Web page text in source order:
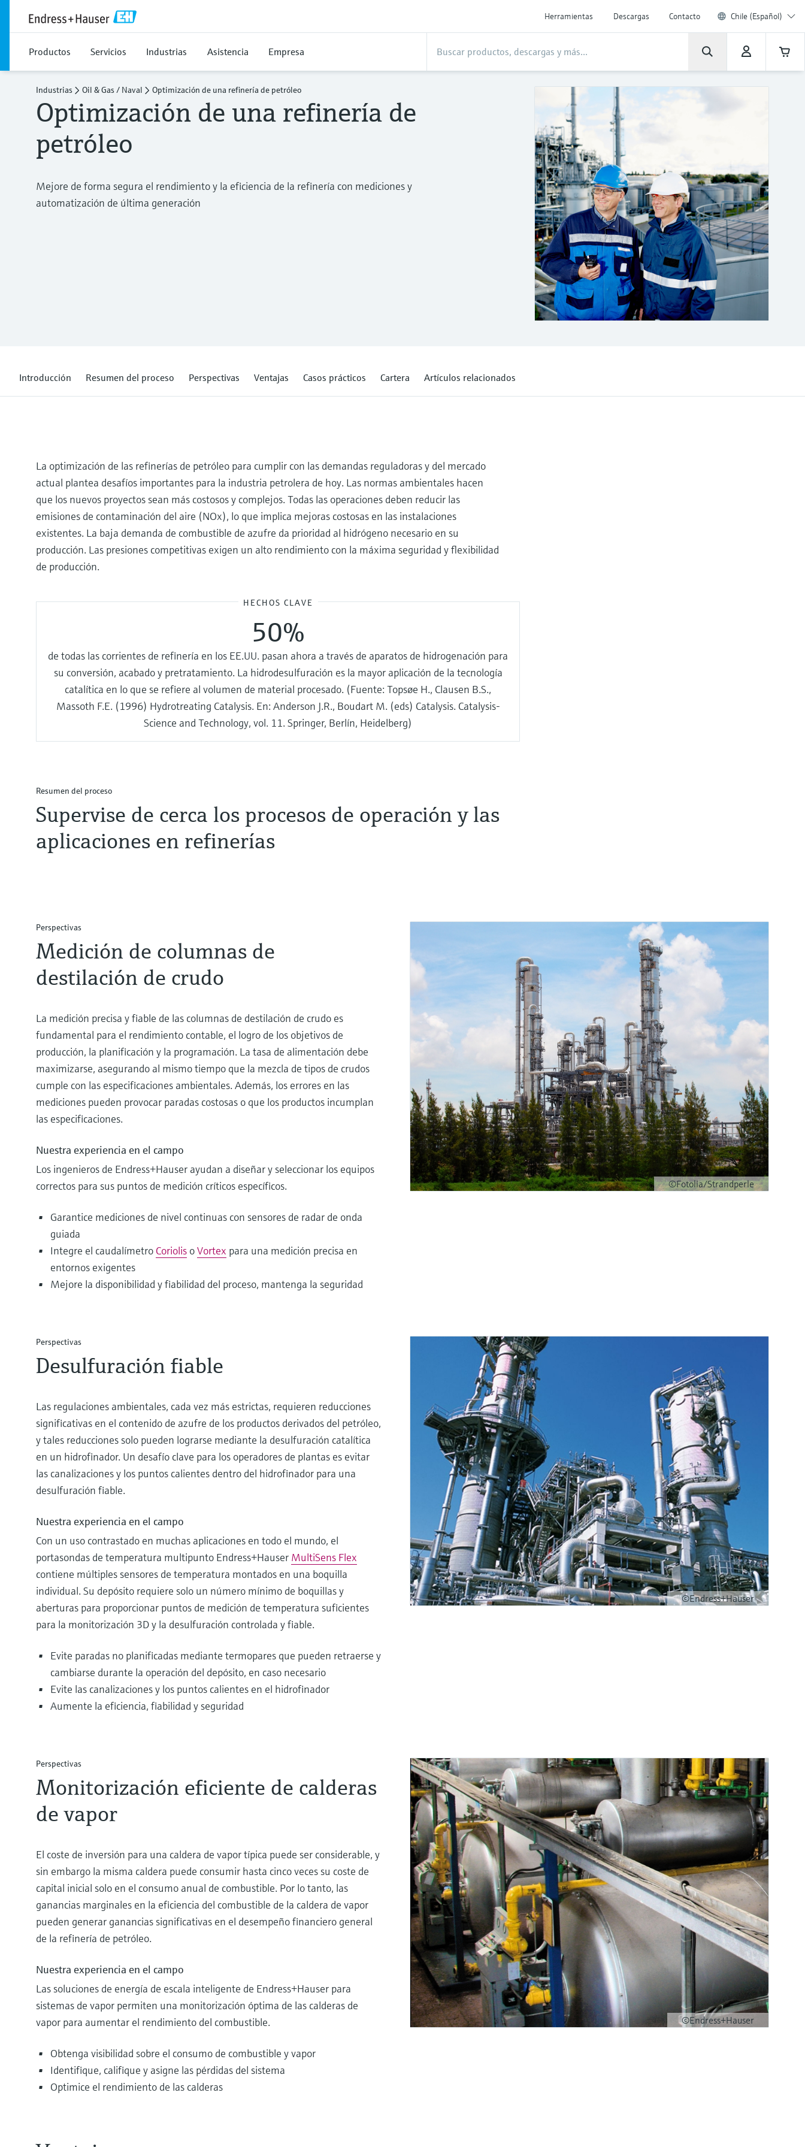
Herramientas Descargas Contacto Chile (Español)
Productos Servicios Industrias Asistencia Empresa
Industrias Oil & Gas / Naval Optimización de una refinería de petróleo
Optimización de una refinería de
petróleo
Mejore de forma segura el rendimiento y la eficiencia de la refinería con mediciones y
automatización de última generación
Introducción Resumen del proceso Perspectivas Ventajas Casos prácticos Cartera Artículos relacionados
La optimización de las refinerías de petróleo para cumplir con las demandas reguladoras y del mercado
actual plantea desafíos importantes para la industria petrolera de hoy. Las normas ambientales hacen
que los nuevos proyectos sean más costosos y complejos. Todas las operaciones deben reducir las
emisiones de contaminación del aire (NOx), lo que implica mejoras costosas en las instalaciones
existentes. La baja demanda de combustible de azufre da prioridad al hidrógeno necesario en su
producción. Las presiones competitivas exigen un alto rendimiento con la máxima seguridad y flexibilidad
de producción.
HECHOS CLAVE
50%
de todas las corrientes de refinería en los EE.UU. pasan ahora a través de aparatos de hidrogenación para
su conversión, acabado y pretratamiento. La hidrodesulfuración es la mayor aplicación de la tecnología
catalítica en lo que se refiere al volumen de material procesado. (Fuente: Topsøe H., Clausen B.S.,
Massoth F.E. (1996) Hydrotreating Catalysis. En: Anderson J.R., Boudart M. (eds) Catalysis. Catalysis-
Science and Technology, vol. 11. Springer, Berlín, Heidelberg)
Resumen del proceso
Supervise de cerca los procesos de operación y las
aplicaciones en refinerías
©Fotolia/Strandperle
Perspectivas
Medición de columnas de
destilación de crudo
La medición precisa y fiable de las columnas de destilación de crudo es
fundamental para el rendimiento contable, el logro de los objetivos de
producción, la planificación y la programación. La tasa de alimentación debe
maximizarse, asegurando al mismo tiempo que la mezcla de tipos de crudos
cumple con las especificaciones ambientales. Además, los errores en las
mediciones pueden provocar paradas costosas o que los productos incumplan
las especificaciones.
Nuestra experiencia en el campo
Los ingenieros de Endress+Hauser ayudan a diseñar y seleccionar los equipos
correctos para sus puntos de medición críticos específicos.
Garantice mediciones de nivel continuas con sensores de radar de onda
guiada
Integre el caudalímetro Coriolis oVortex para una medición precisa en
entornos exigentes
Mejore la disponibilidad y fiabilidad del proceso, mantenga la seguridad
©Endress+Hauser
Perspectivas
Desulfuración fiable
Las regulaciones ambientales, cada vez más estrictas, requieren reducciones
significativas en el contenido de azufre de los productos derivados del petróleo,
y tales reducciones solo pueden lograrse mediante la desulfuración catalítica
en un hidrofinador. Un desafío clave para los operadores de plantas es evitar
las canalizaciones y los puntos calientes dentro del hidrofinador para una
desulfuración fiable.
Nuestra experiencia en el campo
Con un uso contrastado en muchas aplicaciones en todo el mundo, el
portasondas de temperatura multipunto Endress+Hauser MultiSens Flex
contiene múltiples sensores de temperatura montados en una boquilla
individual. Su depósito requiere solo un número mínimo de boquillas y
aberturas para proporcionar puntos de medición de temperatura suficientes
para la monitorización 3D y la desulfuración controlada y fiable.
Evite paradas no planificadas mediante termopares que pueden retraerse y
cambiarse durante la operación del depósito, en caso necesario
Evite las canalizaciones y los puntos calientes en el hidrofinador
Aumente la eficiencia, fiabilidad y seguridad
©Endress+Hauser
Perspectivas
Monitorización eficiente de calderas
de vapor
El coste de inversión para una caldera de vapor típica puede ser considerable, y
sin embargo la misma caldera puede consumir hasta cinco veces su coste de
capital inicial solo en el consumo anual de combustible. Por lo tanto, las
ganancias marginales en la eficiencia del combustible de la caldera de vapor
pueden generar ganancias significativas en el desempeño financiero general
de la refinería de petróleo.
Nuestra experiencia en el campo
Las soluciones de energía de escala inteligente de Endress+Hauser para
sistemas de vapor permiten una monitorización óptima de las calderas de
vapor para aumentar el rendimiento del combustible.
Obtenga visibilidad sobre el consumo de combustible y vapor
Identifique, califique y asigne las pérdidas del sistema
Optimice el rendimiento de las calderas